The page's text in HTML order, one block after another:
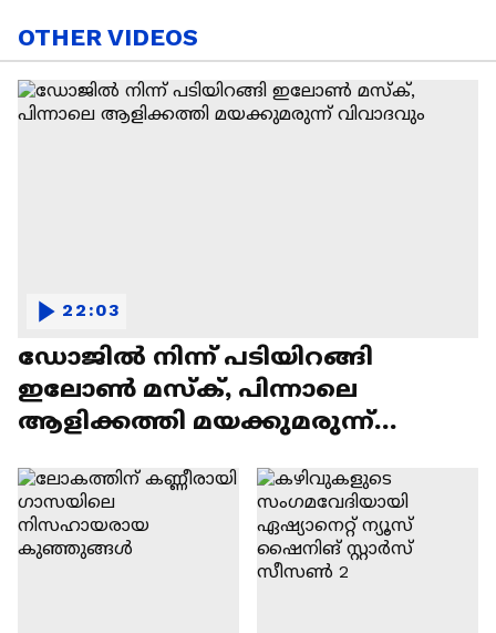
OTHER VIDEOS
ഡോജിൽ നിന്ന് പടിയിറങ്ങി
ഇലോൺ മസ്ക്, പിന്നാലെ
ആളിക്കത്തി മയക്കുമരുന്ന്
22:03